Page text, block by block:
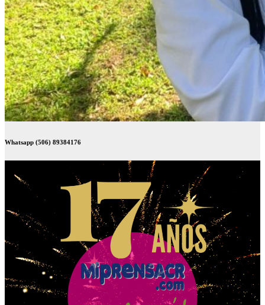
Whatsapp (506) 89384176